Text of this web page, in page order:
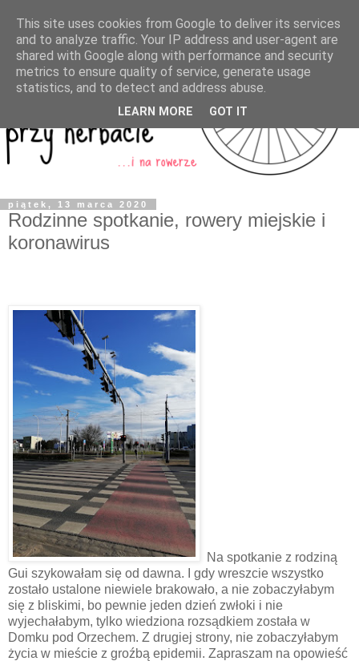
piątek, 13 marca 2020
Rodzinne spotkanie, rowery miejskie i
koronawirus
Na spotkanie z rodziną
Gui szykowałam się od dawna. I gdy wreszcie wszystko
zostało ustalone niewiele brakowało, a nie zobaczyłabym
się z bliskimi, bo pewnie jeden dzień zwłoki i nie
wyjechałabym, tylko wiedziona rozsądkiem została w
Domku pod Orzechem. Z drugiej strony, nie zobaczyłabym
życia w mieście z groźbą epidemii. Zapraszam na opowieść
This site uses cookies from Google to deliver its services
and to analyze traffic. Your IP address and user-agent are
shared with Google along with performance and security
metrics to ensure quality of service, generate usage
statistics, and to detect and address abuse.
LEARN MORE GOT IT